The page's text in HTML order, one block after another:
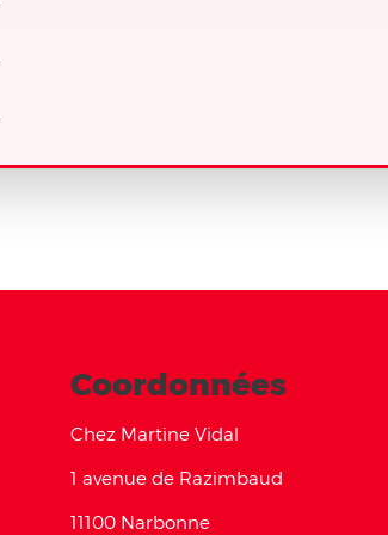
Coordonnées
Chez Martine Vidal
1 avenue de Razimbaud
11100 Narbonne